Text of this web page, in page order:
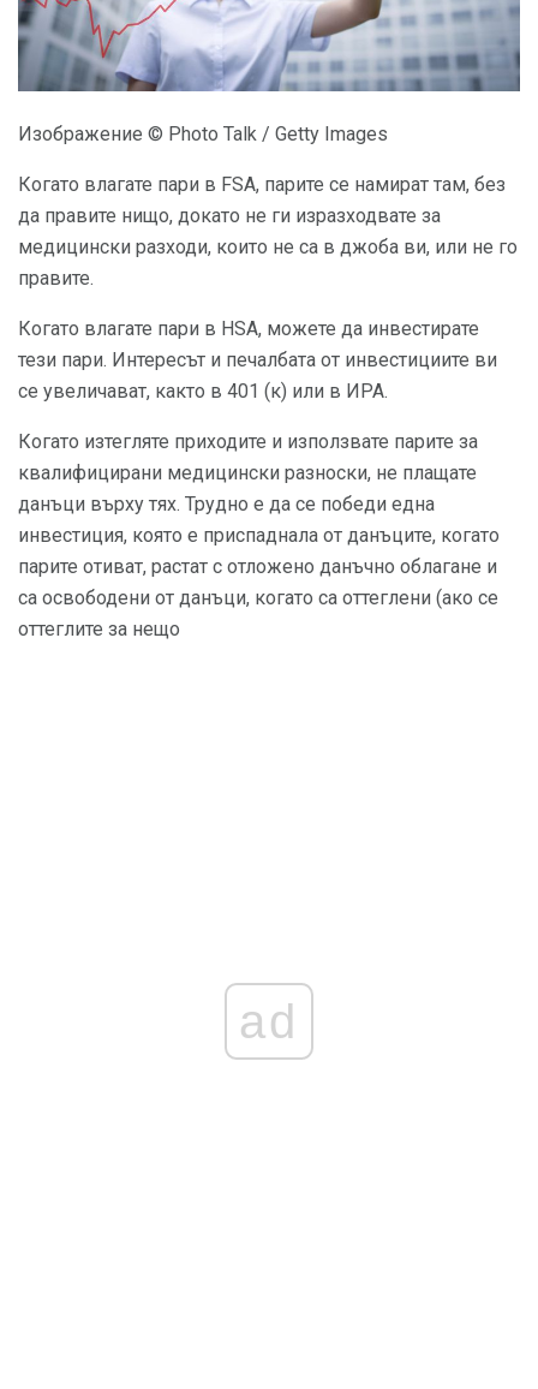
Изображение © Photo Talk / Getty Images
Когато влагате пари в FSA, парите се намират там, без
да правите нищо, докато не ги изразходвате за
медицински разходи, които не са в джоба ви, или не го
правите.
Когато влагате пари в HSA, можете да инвестирате
тези пари. Интересът и печалбата от инвестициите ви
се увеличават, както в 401 (к) или в ИРА.
Когато изтегляте приходите и използвате парите за
квалифицирани медицински разноски, не плащате
данъци върху тях. Трудно е да се победи една
инвестиция, която е приспаднала от данъците, когато
парите отиват, растат с отложено данъчно облагане и
са освободени от данъци, когато са оттеглени (ако се
оттеглите за нещо
ad